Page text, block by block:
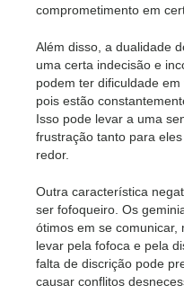
comprometimento em
Além disso, a dualidade
uma certa indecisão e
podem ter dificuldade
pois estão
Isso pode levar a uma
frustração tanto para
redor.
Outra característica
ser fofoqueiro. Os
ótimos em se comunicar,
levar pela fofoca e pela
falta de discrição pode
causar conflitos